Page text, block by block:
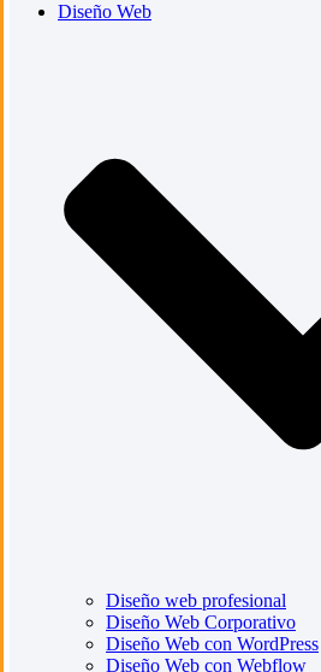
Diseño Web
Diseño web profesional
Diseño Web Corporativo
Diseño Web con WordPress
Diseño Web con Webflow